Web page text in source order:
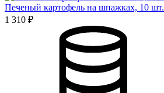
Печеный картофель на шпажках, 10 шт.
1 310 ₽